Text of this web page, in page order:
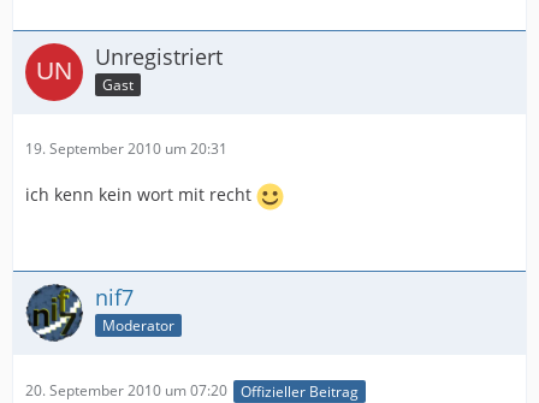
Unregistriert
Gast
19. September 2010 um 20:31
ich kenn kein wort mit recht
nif7
Moderator
20. September 2010 um 07:20 Offizieller Beitrag